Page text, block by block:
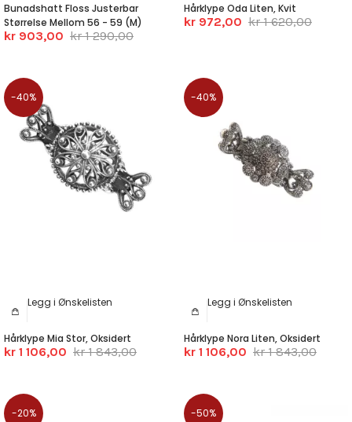
Bunadshatt Floss Justerbar
Størrelse Mellom 56 - 59 (M)
kr 903,00 kr 1 290,00
Hårklype Oda Liten, Kvit
kr 972,00 kr 1 620,00
-40%
Legg i Ønskelisten
Hårklype Mia Stor, Oksidert
kr 1 106,00 kr 1 843,00
-40%
Legg i Ønskelisten
Hårklype Nora Liten, Oksidert
kr 1 106,00 kr 1 843,00
-20% -50%